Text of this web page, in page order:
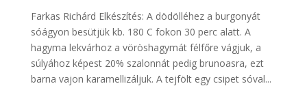
Farkas Richárd Elkészítés: A dödölléhez a burgonyát
sóágyon besütjük kb. 180 C fokon 30 perc alatt. A
hagyma lekvárhoz a vöröshagymát félfőre vágjuk, a
súlyához képest 20% szalonnát pedig brunoasra, ezt
barna vajon karamellizáljuk. A tejfölt egy csipet sóval...